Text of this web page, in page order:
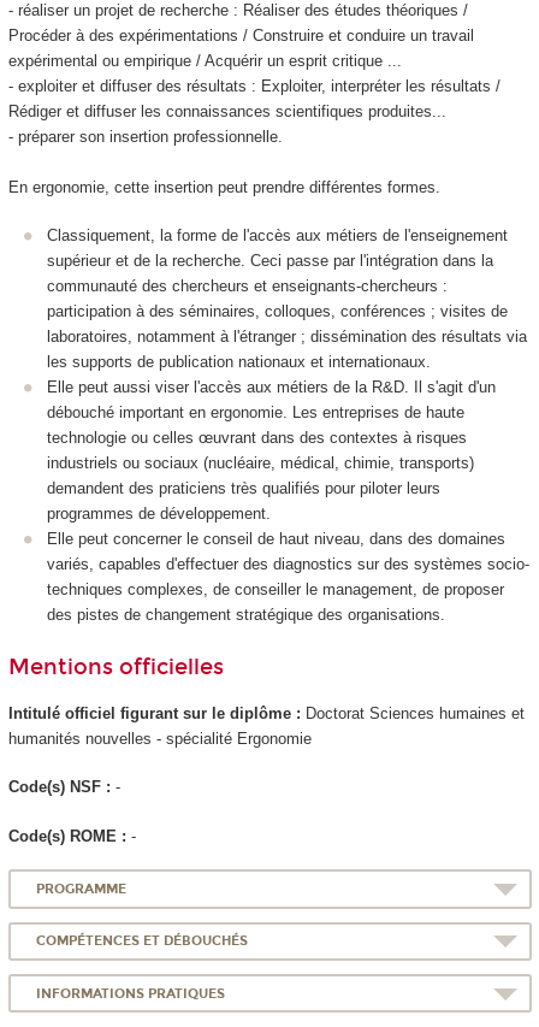
- réaliser un projet de recherche : Réaliser des études théoriques /
Procéder à des expérimentations / Construire et conduire un travail
expérimental ou empirique / Acquérir un esprit critique ...
- exploiter et diffuser des résultats : Exploiter, interpréter les résultats /
Rédiger et diffuser les connaissances scientifiques produites...
- préparer son insertion professionnelle.
En ergonomie, cette insertion peut prendre différentes formes.
Classiquement, la forme de l'accès aux métiers de l'enseignement
supérieur et de la recherche. Ceci passe par l'intégration dans la
communauté des chercheurs et enseignants-chercheurs :
participation à des séminaires, colloques, conférences ; visites de
laboratoires, notamment à l'étranger ; dissémination des résultats via
les supports de publication nationaux et internationaux.
Elle peut aussi viser l'accès aux métiers de la R&D. Il s'agit d'un
débouché important en ergonomie. Les entreprises de haute
technologie ou celles œuvrant dans des contextes à risques
industriels ou sociaux (nucléaire, médical, chimie, transports)
demandent des praticiens très qualifiés pour piloter leurs
programmes de développement.
Elle peut concerner le conseil de haut niveau, dans des domaines
variés, capables d'effectuer des diagnostics sur des systèmes socio-
techniques complexes, de conseiller le management, de proposer
des pistes de changement stratégique des organisations.
Mentions officielles
Intitulé officiel figurant sur le diplôme : Doctorat Sciences humaines et
humanités nouvelles - spécialité Ergonomie
Code(s) NSF : -
Code(s) ROME : -
PROGRAMME
COMPÉTENCES ET DÉBOUCHÉS
INFORMATIONS PRATIQUES